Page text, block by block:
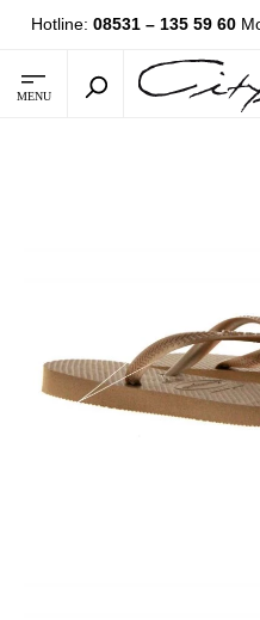
Hotline: 08531 – 135 59 60
MENU